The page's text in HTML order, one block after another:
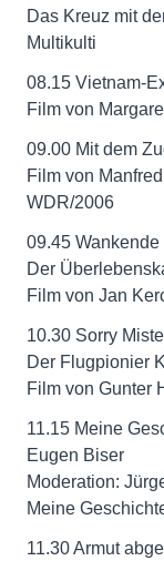
Das Kreuz mit
Multikulti
08.15 Vietnam-
Film von
09.00 Mit dem
Film von
WDR/2006
09.45 Wankende
Der
Film von Jan
10.30 Sorry
Der Flugpionier
Film von Gunter
11.15 Meine
Eugen Biser
Moderation:
Meine
11.30 Armut